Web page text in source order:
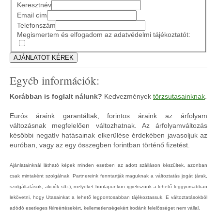
Keresztnév
Email cím
Telefonszám
Megismertem és elfogadom az adatvédelmi tájékoztatót:
Egyéb információk:
Korábban is foglalt nálunk? Kedvezmények törzsutasainknak.
Eurós áraink garantáltak, forintos áraink az árfolyam
változásnak megfelelően változhatnak. Az árfolyamváltozás
későbbi negatív hatásainak elkerülése érdekében javasoljuk az
euróban, vagy az egy összegben forintban történő fizetést.
Ajánlatainknál látható képek minden esetben az adott szálláson készültek, azonban
csak mintaként szolgálnak. Partnereink fenntartják maguknak a változtatás jogát (árak,
szolgáltatások, akciók stb.), melyeket honlapunkon igyekszünk a lehető leggyorsabban
lekövetni, hogy Utasainkat a lehető legpontosabban tájékoztassuk. E változtatásokból
adódó esetleges félreértésekért, kellemetlenségekért irodánk felelősséget nem vállal.